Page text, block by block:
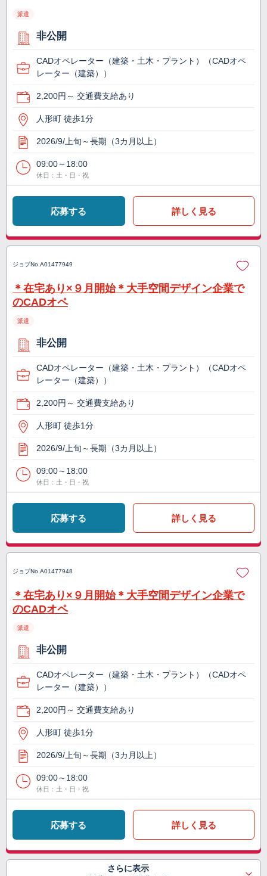
派遣
非公開
CADオペレーター（建築・土木・プラント）（CADオペ
レーター（建築））
2,200円～ 交通費支給あり
人形町 徒歩1分
2026/9/上旬～長期（3カ月以上）
09:00～18:00
休日：土・日・祝
応募する 詳しく見る
ジョブNo. A01477949
＊在宅あり×９月開始＊大手空間デザイン企業で
のCADオペ
派遣
非公開
CADオペレーター（建築・土木・プラント）（CADオペ
レーター（建築））
2,200円～ 交通費支給あり
人形町 徒歩1分
2026/9/上旬～長期（3カ月以上）
09:00～18:00
休日：土・日・祝
応募する 詳しく見る
ジョブNo. A01477948
＊在宅あり×９月開始＊大手空間デザイン企業で
のCADオペ
派遣
非公開
CADオペレーター（建築・土木・プラント）（CADオペ
レーター（建築））
2,200円～ 交通費支給あり
人形町 徒歩1分
2026/9/上旬～長期（3カ月以上）
09:00～18:00
休日：土・日・祝
応募する 詳しく見る
さらに表示